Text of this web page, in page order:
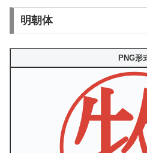
明朝体
PNG形